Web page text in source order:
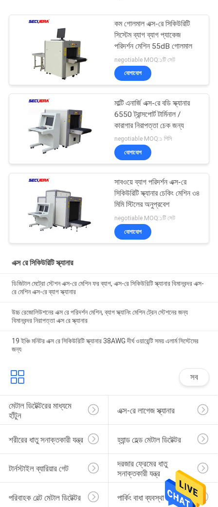
কম গোলমাল এক্স-রে সিকিউরিটি
সিস্টেম ব্যাগ ব্যাগ প্যাকেজ
পরিদর্শন মেশিন 55dB গোলমাল
negotiable MOQ:১টি সেট
যোগাযোগ
মাল্টি এনার্জি এক্স-রে বডি স্ক্যানার
6550 ট্রান্সপোর্ট টার্মিনাল /
কারাগার নিরাপত্তা চেক জন্য
negotiable MOQ:১ পিসি
যোগাযোগ
সাবওয়ে ব্যাগ পরিদর্শন এক্স-রে
সিকিউরিটি স্ক্যানার চেকিং মেশিন ৩৪
মিমি স্টিলের অনুপ্রবেশ
negotiable MOQ:১টি সেট
যোগাযোগ
এক্স রে সিকিউরিটি স্ক্যানার
ডিজিটাল মেট্রো স্টেশন এক্স-রে মেশিন ফর ব্যাগ, এক্স-রে সিকিউরিটি স্ক্যানার বিমানবন্দর এক্স-
রে মেশিন এক্স-রে ব্যাগ স্ক্যানার
উচ্চ রেজোলিউশনের এক্স রে পরিদর্শন মেশিন, ব্যাগ স্ক্যানিং মেশিন ট্রেন স্টেশনের জন্য
বিমানবন্দর নিরাপত্তা এক্স রে স্ক্যানার
19 ইঞ্চি মনিটর এক্স রে সিকিউরিটি স্ক্যানার 38AWG দীর্ঘ ওয়ারেন্টি সময় এলার্ম সিস্টেমের
জন্য
সব
মেটাল ডিটেক্টরের মাধ্যমে
হাঁটুন
এক্স-রে লাগেজ স্ক্যানার
শরীরের ধাতু সনাক্তকারী যন্ত্র হ্যান্ড হেল্ড মেটাল ডিটেক্টর
টার্নস্টাইল ব্যারিয়ার গেট
দরজার ফ্রেমের ধাতু
সনাক্তকারী যন্ত্র
পরিবাহক বেল্ট মেটাল ডিটেক্টর পার্কিং বাধা ব্যবস্থা